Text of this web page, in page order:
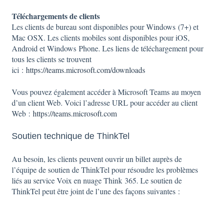
Téléchargements de clients
Les clients de bureau sont disponibles pour Windows (7+) et
Mac OSX. Les clients mobiles sont disponibles pour iOS,
Android et Windows Phone. Les liens de téléchargement pour
tous les clients se trouvent
ici : https://teams.microsoft.com/downloads
Vous pouvez également accéder à Microsoft Teams au moyen
d’un client Web. Voici l’adresse URL pour accéder au client
Web : https://teams.microsoft.com
Soutien technique de ThinkTel
Au besoin, les clients peuvent ouvrir un billet auprès de
l’équipe de soutien de ThinkTel pour résoudre les problèmes
liés au service Voix en nuage Think 365. Le soutien de
ThinkTel peut être joint de l’une des façons suivantes :